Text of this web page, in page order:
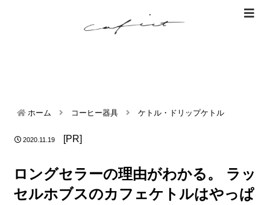
ホーム コーヒー器具 ケトル・ドリップケトル
2020.11.19 [PR]
ロングセラーの理由がわかる。 ラッ
セルホブスのカフェケトルはやっぱ